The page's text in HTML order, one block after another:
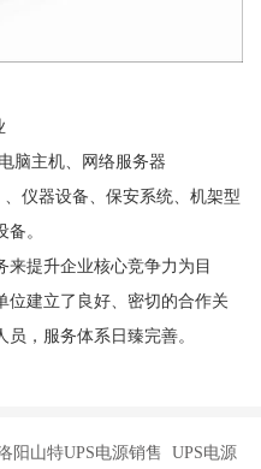
脑主机、网络服务器
、仪器设备、保安系统、机架型
。
提升企业核心竞争力为目
位建立了良好、密切的合作关
，服务体系日臻完善。
阳山特UPS电源销售 UPS电源